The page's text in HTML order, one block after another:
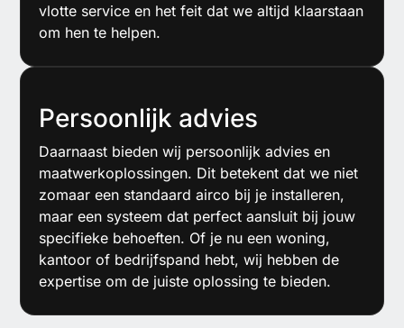
vlotte service en het feit dat we altijd klaarstaan
om hen te helpen.
Persoonlijk advies
Daarnaast bieden wij persoonlijk advies en
maatwerkoplossingen. Dit betekent dat we niet
zomaar een standaard airco bij je installeren,
maar een systeem dat perfect aansluit bij jouw
specifieke behoeften. Of je nu een woning,
kantoor of bedrijfspand hebt, wij hebben de
expertise om de juiste oplossing te bieden.